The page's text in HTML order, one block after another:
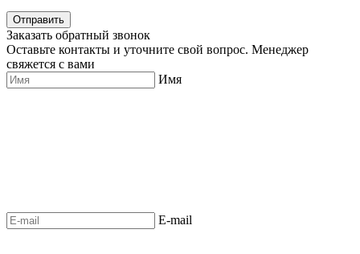
Отправить
Заказать обратный звонок
Оставьте контакты и уточните свой вопрос. Менеджер
свяжется с вами
Имя
E-mail